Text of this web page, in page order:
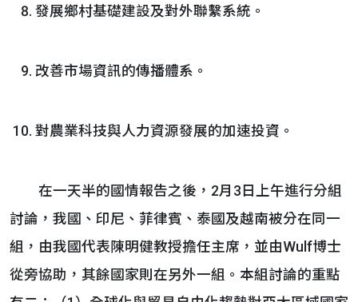
發展鄉村基礎建設及對外聯繫系統。
改善市場資訊的傳播體系。
對農業科技與人力資源發展的加速投資。
在一天半的國情報告之後，2月3日上午進行分組
討論，我國、印尼、菲律賓、泰國及越南被分在同一
組，由我國代表陳明健教授擔任主席，並由Wulf博士
從旁協助，其餘國家則在另外一組。本組討論的重點